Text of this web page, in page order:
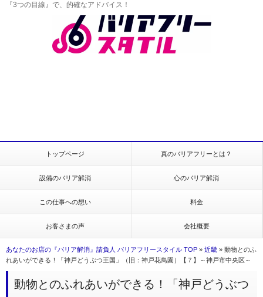
『3つの目線』で、的確なアドバイス！
トップページ 真のバリアフリーとは？
設備のバリア解消 心のバリア解消
この仕事への想い 料金
お客さまの声 会社概要
あなたのお店の『バリア解消』請負人 バリアフリースタイル TOP » 近畿 » 動物とのふ
れあいができる！「神戸どうぶつ王国」（旧：神戸花鳥園）【７】～神戸市中央区～
動物とのふれあいができる！「神戸どうぶつ